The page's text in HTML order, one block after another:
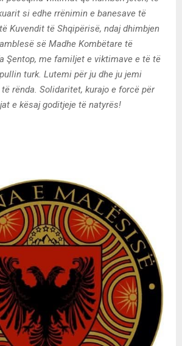
si edhe rrënimin e banesave të
Kuvendit të Shqipërisë, ndaj dhimbjen
së Madhe Kombëtare të
Şentop, me familjet e viktimave e të të
turk. Lutemi për ju dhe ju jemi
rënda. Solidaritet, kurajo e forcë për
e kësaj goditjeje të natyrës!